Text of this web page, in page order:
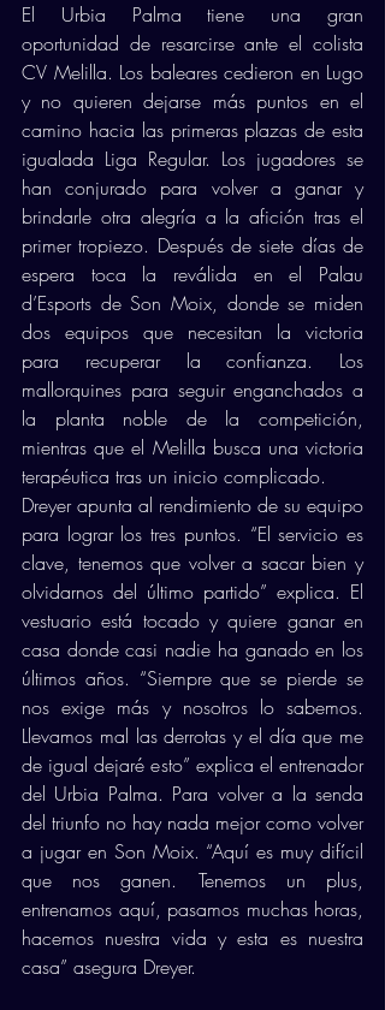
El Urbia Palma tiene una gran
oportunidad de resarcirse ante el colista
CV Melilla. Los baleares cedieron en Lugo
y no quieren dejarse más puntos en el
camino hacia las primeras plazas de esta
igualada Liga Regular. Los jugadores se
han conjurado para volver a ganar y
brindarle otra alegría a la afición tras el
primer tropiezo. Después de siete días de
espera toca la reválida en el Palau
d’Esports de Son Moix, donde se miden
dos equipos que necesitan la victoria
para recuperar la confianza. Los
mallorquines para seguir enganchados a
la planta noble de la competición,
mientras que el Melilla busca una victoria
terapéutica tras un inicio complicado.
Dreyer apunta al rendimiento de su equipo
para lograr los tres puntos. “El servicio es
clave, tenemos que volver a sacar bien y
olvidarnos del último partido” explica. El
vestuario está tocado y quiere ganar en
casa donde casi nadie ha ganado en los
últimos años. “Siempre que se pierde se
nos exige más y nosotros lo sabemos.
Llevamos mal las derrotas y el día que me
de igual dejaré esto” explica el entrenador
del Urbia Palma. Para volver a la senda
del triunfo no hay nada mejor como volver
a jugar en Son Moix. “Aquí es muy difícil
que nos ganen. Tenemos un plus,
entrenamos aquí, pasamos muchas horas,
hacemos nuestra vida y esta es nuestra
casa” asegura Dreyer.